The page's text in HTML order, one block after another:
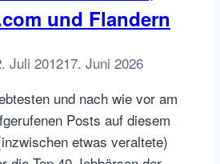
und Flandern
Juli 201217. Juni 2026
und nach wie vor am
Posts auf diesem
etwas veraltete)